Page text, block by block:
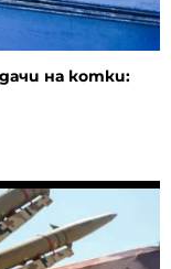
на котки: